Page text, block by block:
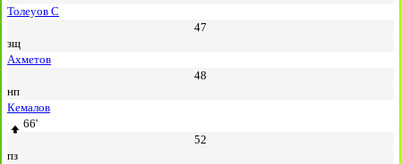
Толеуов С
47
зщ
Ахметов
48
нп
Кемалов
66'
52
пз